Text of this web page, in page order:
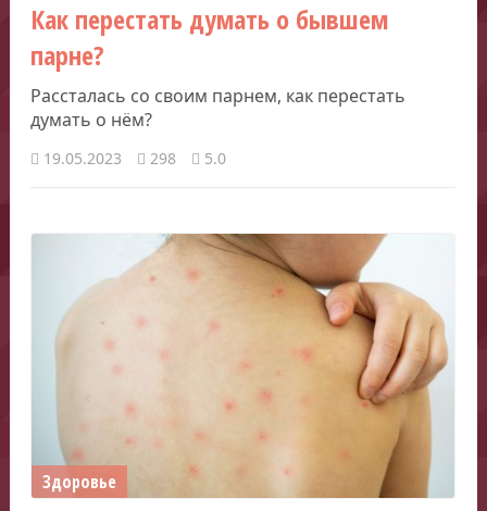
Как перестать думать о бывшем
парне?
Рассталась со своим парнем, как перестать
думать о нём?
19.05.2023 298 5.0
Здоровье